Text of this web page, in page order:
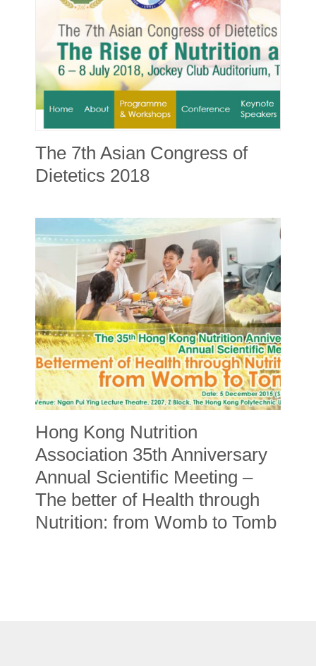
The 7th Asian Congress of
Dietetics 2018
Hong Kong Nutrition
Association 35th Anniversary
Annual Scientific Meeting –
The better of Health through
Nutrition: from Womb to Tomb